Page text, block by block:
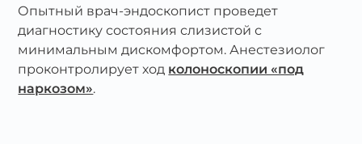
Опытный врач-эндоскопист проведет
диагностику состояния слизистой с
минимальным дискомфортом. Анестезиолог
проконтролирует ход колоноскопии «под
наркозом».